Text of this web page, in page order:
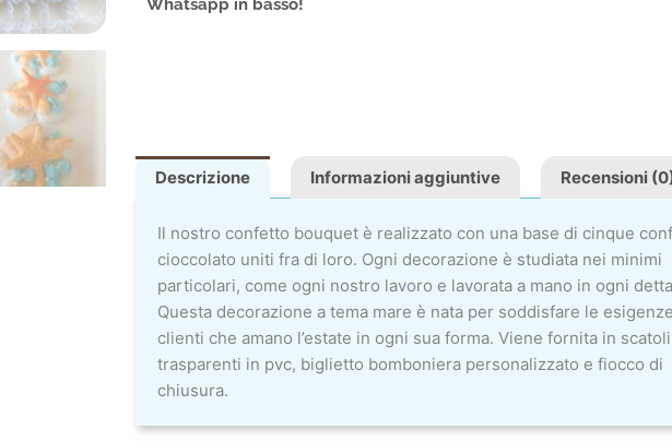
Whatsapp in basso!
Descrizione Informazioni aggiuntive Recensioni
Il nostro confetto bouquet è realizzato con una base di cinque
cioccolato uniti fra di loro. Ogni decorazione è studiata nei minimi
particolari, come ogni nostro lavoro e lavorata a mano in ogni
Questa decorazione a tema mare è nata per soddisfare le
clienti che amano l’estate in ogni sua forma. Viene fornita in
trasparenti in pvc, biglietto bomboniera personalizzato e fiocco di
chiusura.